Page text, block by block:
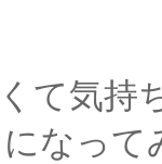
い、
なって